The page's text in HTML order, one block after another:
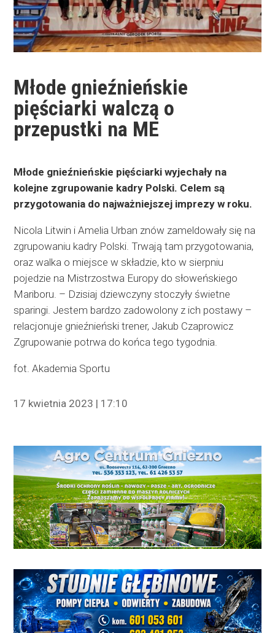
Młode gnieźnieńskie
pięściarki walczą o
przepustki na ME
Młode gnieźnieńskie pięściarki wyjechały na
kolejne zgrupowanie kadry Polski. Celem są
przygotowania do najważniejszej imprezy w roku.
Nicola Litwin i Amelia Urban znów zameldowały się na
zgrupowaniu kadry Polski. Trwają tam przygotowania,
oraz walka o miejsce w składzie, kto w sierpniu
pojedzie na Mistrzostwa Europy do słoweńskiego
Mariboru. – Dzisiaj dziewczyny stoczyły świetne
sparingi. Jestem bardzo zadowolony z ich postawy –
relacjonuje gnieźnieński trener, Jakub Czaprowicz
Zgrupowanie potrwa do końca tego tygodnia.
fot. Akademia Sportu
17 kwietnia 2023 | 17:10